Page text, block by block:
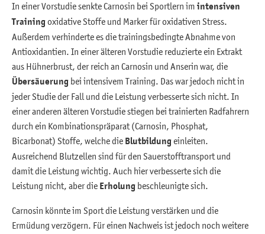
In einer Vorstudie senkte Carnosin bei Sportlern im intensiven
Trainingoxidative Stoffe und Marker für oxidativen Stress.
Außerdem verhinderte es die trainingsbedingte Abnahme von
Antioxidantien. In einer älteren Vorstudie reduzierte ein Extrakt
aus Hühnerbrust, der reich an Carnosin und Anserin war, die
Übersäuerung bei intensivem Training. Das war jedoch nicht in
jeder Studie der Fall und die Leistung verbesserte sich nicht. In
einer anderen älteren Vorstudie stiegen bei trainierten Radfahrern
durch ein Kombinationspräparat (Carnosin, Phosphat,
Bicarbonat) Stoffe, welche die Blutbildungeinleiten.
Ausreichend Blutzellen sind für den Sauerstofftransport und
damit die Leistung wichtig. Auch hier verbesserte sich die
Leistung nicht, aber die Erholung beschleunigte sich.
Carnosin könnte im Sport die Leistung verstärken und die
Ermüdung verzögern. Für einen Nachweis ist jedoch noch weitere